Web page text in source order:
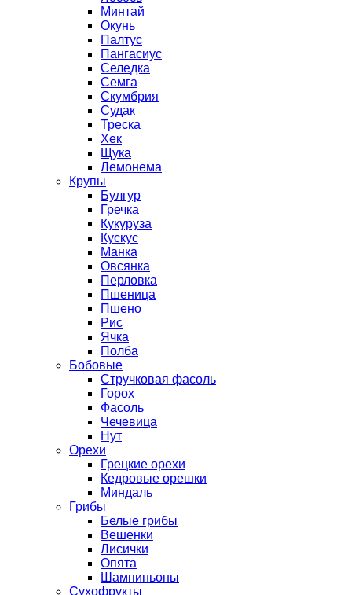
Минтай
Окунь
Палтус
Пангасиус
Селедка
Семга
Скумбрия
Судак
Треска
Хек
Щука
Лемонема
Крупы
Булгур
Гречка
Кукуруза
Кускус
Манка
Овсянка
Перловка
Пшеница
Пшено
Рис
Ячка
Полба
Бобовые
Стручковая фасоль
Горох
Фасоль
Чечевица
Нут
Орехи
Грецкие орехи
Кедровые орешки
Миндаль
Грибы
Белые грибы
Вешенки
Лисички
Опята
Шампиньоны
Сухофрукты